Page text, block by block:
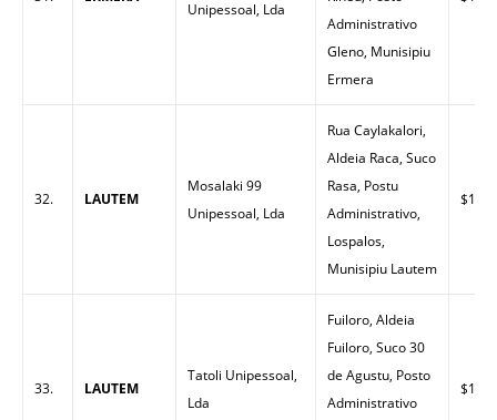
Unipessoal, Lda
Administrativo
Gleno, Munisipiu
Ermera
32. LAUTEM
Mosalaki 99
Unipessoal, Lda
Rua Caylakalori,
Aldeia Raca, Suco
Rasa, Postu
Administrativo,
Lospalos,
Munisipiu Lautem
$1.79
33. LAUTEM
Tatoli Unipessoal,
Lda
Fuiloro, Aldeia
Fuiloro, Suco 30
de Agustu, Posto
Administrativo
$1.60